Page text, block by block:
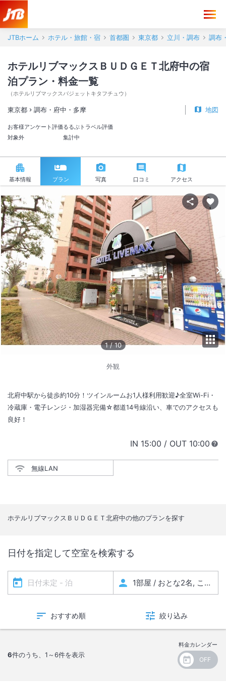
JTBホーム ホテル・旅館・宿 首都圏 東京都 立川・調布 調布
ホテルリブマックスＢＵＤＧＥＴ北府中の宿
泊プラン・料金一覧
（ホテルリブマックスバジェットキタフチュウ ）
東京都 調布・府中・多摩 地図
お客様アンケート評価
対象外
るるぶトラベル評価
集計中
基本情報 プラン 写真 口コミ アクセス
1 /10
外観
北府中駅から徒歩約10分！ツインルームお1人様利用歓迎♪全室Wi-Fi・
冷蔵庫・電子レンジ・加湿器完備☆都道14号線沿い、車でのアクセスも
良好！
IN チェックイン
15:00 / OUT チェック
10:00
無線LAN
ホテルリブマックスＢＵＤＧＥＴ北府中の他のプランを探す
日付を指定して空室を検索する
おすすめ順 絞り込み
6件のうち、 1～6件を表示
料金カレンダー